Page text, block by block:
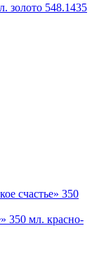
золото 548.1435
350 мл. красно-